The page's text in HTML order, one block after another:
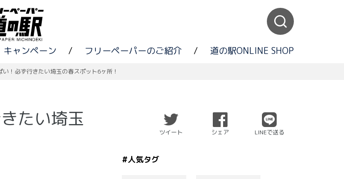
キャンペーン / フリーペーパーのご紹介 / 道の駅ONLINE SHOP
！必ず行きたい埼玉の春スポット6ヶ所！
たい埼玉
ツイート シェア LINEで送る
#人気タグ